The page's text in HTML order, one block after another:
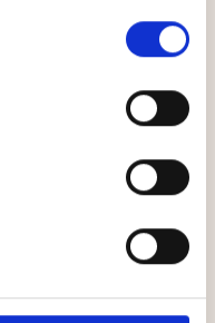
på din sida
Tillsammans
du behöver och